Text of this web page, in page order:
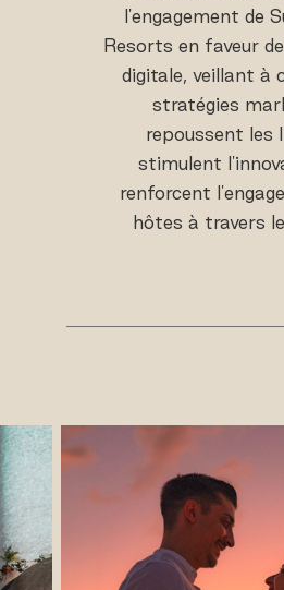
l'engagement de
Resorts en faveur
digitale, veillant à
stratégies
repoussent les
stimulent
renforcent
hôtes à travers